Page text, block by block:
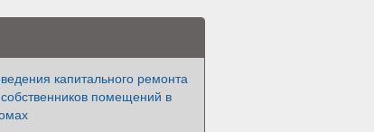
капитального ремонта
помещений в